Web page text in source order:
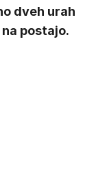
dveh urah
postajo.